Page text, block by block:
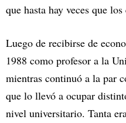
que hasta hay veces que
Luego de recibirse de
1988 como profesor a la
mientras continuó a la par
que lo llevó a ocupar
nivel universitario. Tanta